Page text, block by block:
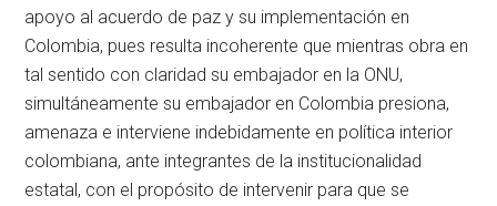
apoyo al acuerdo de paz y su implementación en
Colombia, pues resulta incoherente que mientras obra en
tal sentido con claridad su embajador en la ONU,
simultáneamente su embajador en Colombia presiona,
amenaza e interviene indebidamente en política interior
colombiana, ante integrantes de la institucionalidad
estatal, con el propósito de intervenir para que se